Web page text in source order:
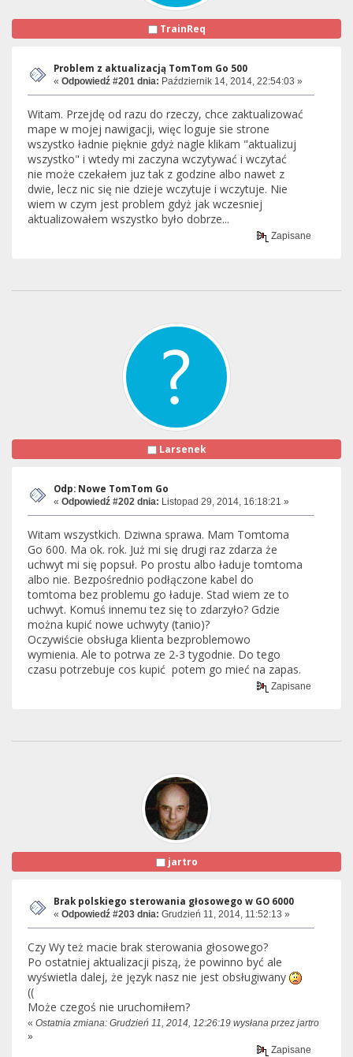
TrainReq
Problem z aktualizacją TomTom Go 500
« Odpowiedź #201 dnia: Październik 14, 2014, 22:54:03 »
Witam. Przejdę od razu do rzeczy, chce zaktualizować
mape w mojej nawigacji, więc loguje sie strone
wszystko ładnie pięknie gdyż nagle klikam "aktualizuj
wszystko" i wtedy mi zaczyna wczytywać i wczytać
nie może czekałem juz tak z godzine albo nawet z
dwie, lecz nic się nie dzieje wczytuje i wczytuje. Nie
wiem w czym jest problem gdyż jak wczesniej
aktualizowałem wszystko było dobrze...
Zapisane
Larsenek
Odp: Nowe TomTom Go
« Odpowiedź #202 dnia: Listopad 29, 2014, 16:18:21 »
Witam wszystkich. Dziwna sprawa. Mam Tomtoma
Go 600. Ma ok. rok. Już mi się drugi raz zdarza że
uchwyt mi się popsuł. Po prostu albo ładuje tomtoma
albo nie. Bezpośrednio podłączone kabel do
tomtoma bez problemu go ładuje. Stad wiem ze to
uchwyt. Komuś innemu tez się to zdarzyło? Gdzie
można kupić nowe uchwyty (tanio)?
Oczywiście obsługa klienta bezproblemowo
wymienia. Ale to potrwa ze 2-3 tygodnie. Do tego
czasu potrzebuje cos kupić potem go mieć na zapas.
Zapisane
jartro
Brak polskiego sterowania głosowego w GO 6000
« Odpowiedź #203 dnia: Grudzień 11, 2014, 11:52:13 »
Czy Wy też macie brak sterowania głosowego?
Po ostatniej aktualizacji piszą, że powinno być ale
wyświetla dalej, że język nasz nie jest obsługiwany
((
Może czegoś nie uruchomiłem?
« Ostatnia zmiana: Grudzień 11, 2014, 12:26:19 wysłana przez jartro
»
Zapisane